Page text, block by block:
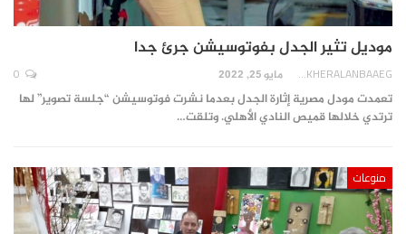
موديل تثير الجدل بفوتوسيشن جرئ جدا
AKHERALANBAAEG مايو 25, 2022
تعمدت مودل مصرية إثارة الجدل بعدما نشرت فوتوسيشن “جلسة تصوير” لها
ترتدي خلالها قميص النادي الأهلي. وتلقت…
منوعات